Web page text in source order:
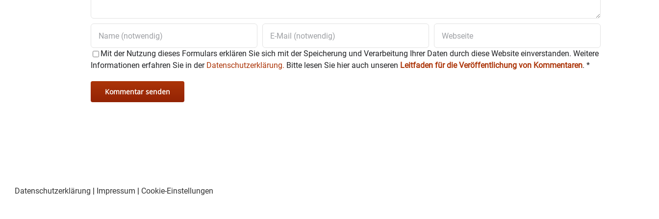
Anmeldung durch
• Durch Banküberweisung an das Bankhaus RSA, bis spätestens Freitag, 14. April
IBAN DE 45 7016 9524 2100 0197 12 – Betreff LA Hochzeit mit Namen der Mitfahrer
Mit der Nutzung dieses Formulars erklären Sie sich mit der Speicherung und Verarbeitung Ihrer Daten durch diese Website einverstanden. Weitere
Informationen erfahren Sie in der Datenschutzerklärung. Bitte lesen Sie hier auch unseren Leitfaden für die Veröffentlichung von Kommentaren. *
Datenschutzerklärung | Impressum | Cookie-Einstellungen